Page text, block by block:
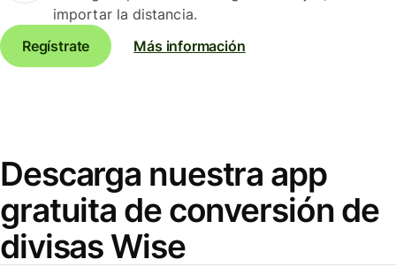
importar la distancia.
Regístrate
Más información
Descarga nuestra app
gratuita de conversión de
divisas Wise